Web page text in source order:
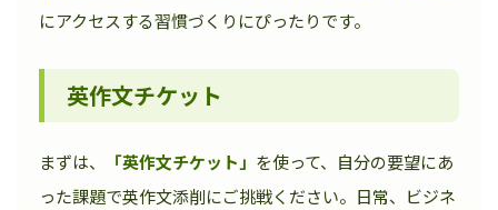
にアクセスする習慣づくりにぴったりです。
英作文チケット
まずは、 「英作文チケット」 を使って、自分の要望にあ
った課題で英作文添削にご挑戦ください。日常、ビジネ